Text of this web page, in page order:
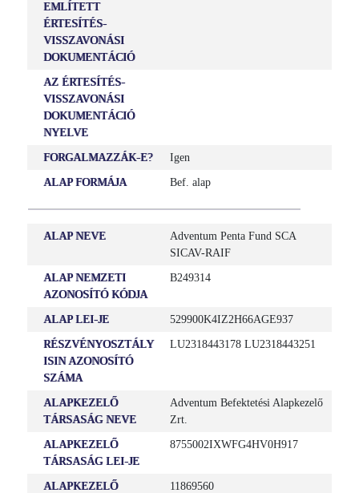
EMLÍTETT
ÉRTESÍTÉS-
VISSZAVONÁSI
DOKUMENTÁCIÓ
AZ ÉRTESÍTÉS-
VISSZAVONÁSI
DOKUMENTÁCIÓ
NYELVE
FORGALMAZZÁK-E? Igen
ALAP FORMÁJA Bef. alap
ALAP NEVE
Adventum Penta Fund SCA
SICAV-RAIF
ALAP NEMZETI
AZONOSÍTÓ KÓDJA
B249314
ALAP LEI-JE 529900K4IZ2H66AGE937
RÉSZVÉNYOSZTÁLY
ISIN AZONOSÍTÓ
SZÁMA
LU2318443178 LU2318443251
ALAPKEZELŐ
TÁRSASÁG NEVE
Adventum Befektetési Alapkezelő
Zrt.
ALAPKEZELŐ
TÁRSASÁG LEI-JE
8755002IXWFG4HV0H917
ALAPKEZELŐ
11869560